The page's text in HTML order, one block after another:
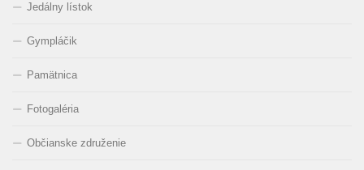
Jedálny lístok
Gympláčik
Pamätnica
Fotogaléria
Občianske združenie